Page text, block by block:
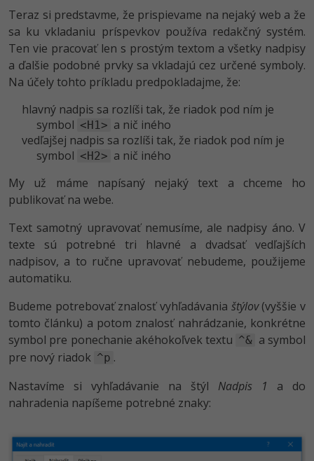
Teraz si predstavme, že prispievame na nejaký web a že
sa ku vkladaniu príspevkov používa redakčný systém.
Ten vie pracovať len s prostým textom a všetky nadpisy
a ďalšie podobné prvky sa vkladajú cez určené symboly.
Na účely tohto príkladu predpokladajme, že:
hlavný nadpis sa rozlíši tak, že riadok pod ním je
symbol <H1> a nič iného
vedľajšej nadpis sa rozlíši tak, že riadok pod ním je
symbol <H2> a nič iného
My už máme napísaný nejaký text a chceme ho
publikovať na webe.
Text samotný upravovať nemusíme, ale nadpisy áno. V
texte sú potrebné tri hlavné a dvadsať vedľajších
nadpisov, a to ručne upravovať nebudeme, použijeme
automatiku.
Budeme potrebovať znalosť vyhľadávania štýlov(vyššie v
tomto článku) a potom znalosť nahrádzanie, konkrétne
symbol pre ponechanie akéhokoľvek textu ^& a symbol
pre nový riadok ^p .
Nastavíme si vyhľadávanie na štýl Nadpis 1 a do
nahradenia napíšeme potrebné znaky: